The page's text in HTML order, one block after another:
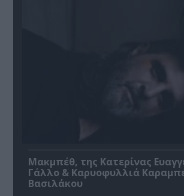
Μακμπέθ, της Κατερίνας
Γάλλο & Καρυοφυλλιά
Βασιλάκου